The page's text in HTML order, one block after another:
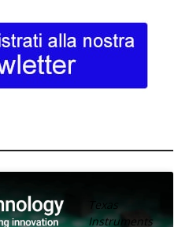
Texas
Instruments